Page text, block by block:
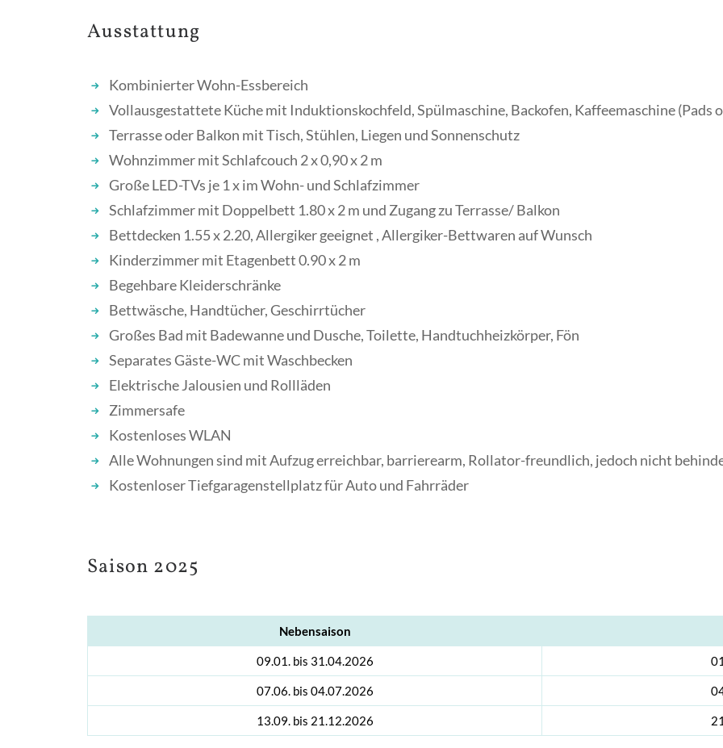
Ausstattung
Kombinierter Wohn-Essbereich
Vollausgestattete Küche mit Induktionskochfeld, Spülmaschine, Backofen, Kaffeemaschine (Pads
Terrasse oder Balkon mit Tisch, Stühlen, Liegen und Sonnenschutz
Wohnzimmer mit Schlafcouch 2 x 0,90 x 2 m
Große LED-TVs je 1 x im Wohn- und Schlafzimmer
Schlafzimmer mit Doppelbett 1.80 x 2 m und Zugang zu Terrasse/ Balkon
Bettdecken 1.55 x 2.20, Allergiker geeignet , Allergiker-Bettwaren auf Wunsch
Kinderzimmer mit Etagenbett 0.90 x 2 m
Begehbare Kleiderschränke
Bettwäsche, Handtücher, Geschirrtücher
Großes Bad mit Badewanne und Dusche, Toilette, Handtuchheizkörper, Fön
Separates Gäste-WC mit Waschbecken
Elektrische Jalousien und Rollläden
Zimmersafe
Kostenloses WLAN
Alle Wohnungen sind mit Aufzug erreichbar, barrierearm, Rollator-freundlich, jedoch nicht
Kostenloser Tiefgaragenstellplatz für Auto und Fahrräder
Saison 2025